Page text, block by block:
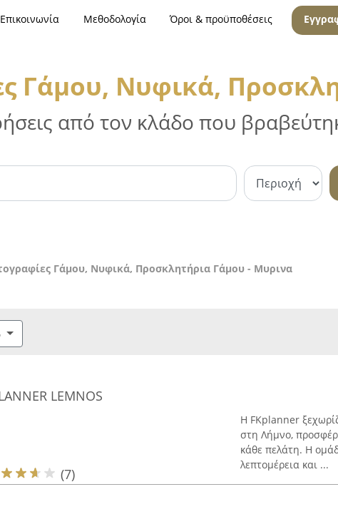
Επικοινωνία Μεθοδολογία Όροι & προϋποθέσεις
Γάμου, Νυφικά,
από τον κλάδο που
Γάμου, Νυφικά, Προσκλητήρια Γάμου - Μυρινα
LEMNOS
(7)
Η FKplanner
στη Λήμνο,
κάθε πελάτη. Η
λεπτομέρεια και ...